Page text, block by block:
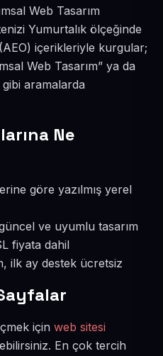
Web Tasarım
Yumurtalık ölçeğinde
içerikleriyle kurgular;
Web Tasarım” ya da
gibi aramalarda
Ne
göre yazılmış yerel
ve uyumlu tasarım
fiyata dahil
ilk ay destek ücretsiz
için web sitesi
En çok tercih